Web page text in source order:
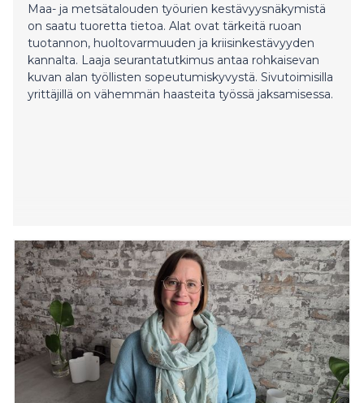
Maa- ja metsätalouden työurien kestävyysnäkymistä
on saatu tuoretta tietoa. Alat ovat tärkeitä ruoan
tuotannon, huoltovarmuuden ja kriisinkestävyyden
kannalta. Laaja seurantatutkimus antaa rohkaisevan
kuvan alan työllisten sopeutumiskyvystä. Sivutoimisilla
yrittäjillä on vähemmän haasteita työssä jaksamisessa.